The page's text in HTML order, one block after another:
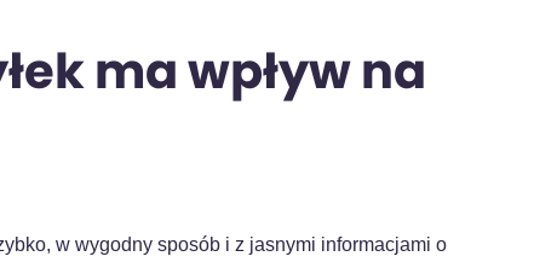
ma wpływ na
w wygodny sposób i z jasnymi informacjami o